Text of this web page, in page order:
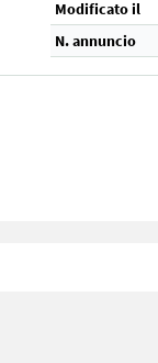
Modificato il
N. annuncio